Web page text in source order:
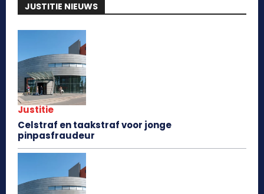
JUSTITIE NIEUWS
Justitie
Celstraf en taakstraf voor jonge
pinpasfraudeur